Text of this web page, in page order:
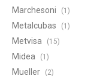
Marchesoni (1)
Metalcubas (1)
Metvisa (15)
Midea (1)
Mueller (2)